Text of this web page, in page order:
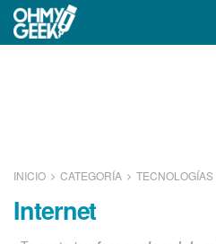
INICIO CATEGORÍA TECNOLOGÍ­AS
Internet